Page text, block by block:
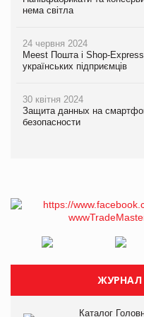
нема світла
24 червня 2024
Meest Пошта і Shop-
українських підприємців
30 квітня 2024
Защита данных на
безопасности
ЖУРНАЛ
Каталог